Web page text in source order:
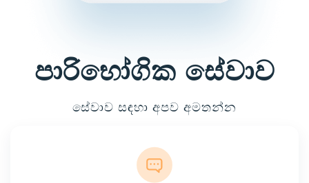
පාරිභෝගික සේවාව
සේවාව සඳහා අපව අමතන්න